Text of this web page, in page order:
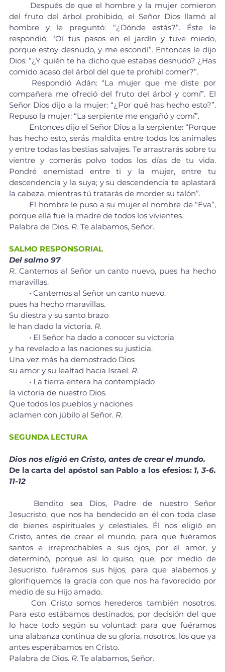
del fruto del árbol prohibido, el Señor Dios llamó al
hombre y le preguntó: “¿Dónde estás?”. Éste le
respondió: “Oí tus pasos en el jardín y tuve miedo,
porque estoy desnudo, y me escondí”. Entonces le dijo
Dios: “¿Y quién te ha dicho que estabas desnudo? ¿Has
comido acaso del árbol del que te prohibí comer?”.
compañera me ofreció del fruto del árbol y comí”. El
Señor Dios dijo a la mujer: “¿Por qué has hecho esto?”.
Repuso la mujer: “La serpiente me engañó y comí”.
has hecho esto, serás maldita entre todos los animales
y entre todas las bestias salvajes. Te arrastrarás sobre tu
vientre y comerás polvo todos los días de tu vida.
Pondré enemistad entre ti y la mujer, entre tu
descendencia y la suya; y su descendencia te aplastará
la cabeza, mientras tú tratarás de morder su talón”.
porque ella fue la madre de todos los vivientes.
Palabra de Dios. R. Te alabamos, Señor.
SALMO RESPONSORIAL
Del salmo 97
R. Cantemos al Señor un canto nuevo, pues ha hecho
maravillas.
	• Cantemos al Señor un canto nuevo,
pues ha hecho maravillas.
Su diestra y su santo brazo
le han dado la victoria. R.
	• El Señor ha dado a conocer su victoria
y ha revelado a las naciones su justicia.
Una vez más ha demostrado Dios
su amor y su lealtad hacia Israel. R.
	• La tierra entera ha contemplado
la victoria de nuestro Dios.
Que todos los pueblos y naciones
aclamen con júbilo al Señor. R.
SEGUNDA LECTURA
Dios nos eligió en Cristo, antes de crear el mundo.
De la carta del apóstol san Pablo a los efesios: 1, 3-6.
11-12
Jesucristo, que nos ha bendecido en él con toda clase
de bienes espirituales y celestiales. Él nos eligió en
Cristo, antes de crear el mundo, para que fuéramos
santos e irreprochables a sus ojos, por el amor, y
determinó, porque así lo quiso, que, por medio de
Jesucristo, fuéramos sus hijos, para que alabemos y
glorifiquemos la gracia con que nos ha favorecido por
medio de su Hijo amado.
	Con Cristo somos herederos también nosotros.
Para esto estábamos destinados, por decisión del que
lo hace todo según su voluntad: para que fuéramos
una alabanza continua de su gloria, nosotros, los que ya
antes esperábamos en Cristo.
Palabra de Dios. R. Te alabamos, Señor.